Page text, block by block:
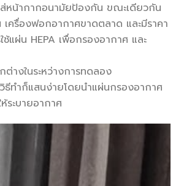
ส่หน้ากากอนามัยป้องกัน ขณะเดียวกัน
ครื่องฟอกอากาศขาดตลาด และมีราคา
ผ่น HEPA เพื่อกรองอากาศ และ
างในระหว่างการทดลอง
ทำก็แสนง่ายโดยนำแผ่นกรองอากาศ
ระบายอากาศ